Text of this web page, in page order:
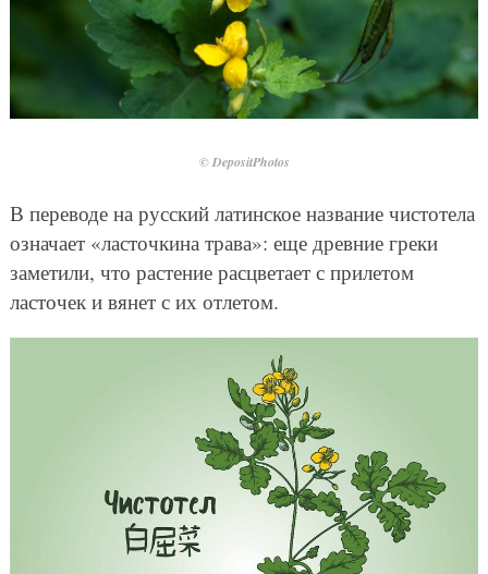
© DepositPhotos
В переводе на русский латинское название чистотела
означает «ласточкина трава»: еще древние греки
заметили, что растение расцветает с прилетом
ласточек и вянет с их отлетом.